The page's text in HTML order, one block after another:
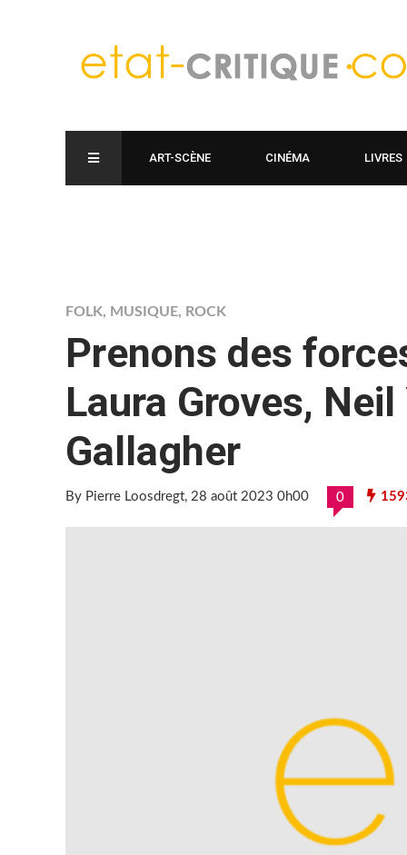
ART-SCÈNE CINÉMA LIVRES
FOLK, MUSIQUE, ROCK
Prenons des
Laura Groves,
Gallagher
By Pierre Loosdregt, 28 août 2023 0h00 0